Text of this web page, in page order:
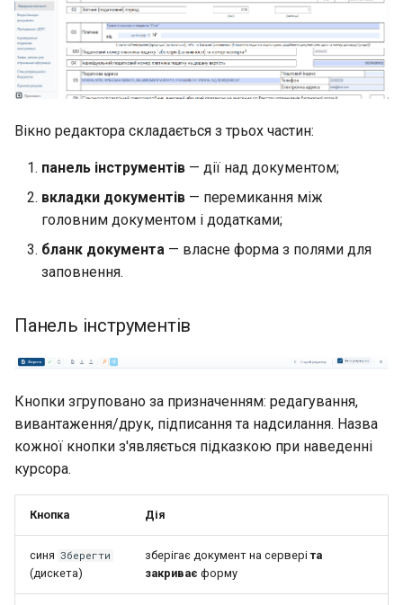
Вікно редактора складається з трьох частин:
панель інструментів — дії над документом;
вкладки документів — перемикання між
головним документом і додатками;
бланк документа — власне форма з полями для
заповнення.
Панель інструментів
Кнопки згруповано за призначенням: редагування,
вивантаження/друк, підписання та надсилання. Назва
кожної кнопки з'являється підказкою при наведенні
курсора.
Кнопка Дія
синя Зберегти
(дискета)
зберігає документ на серверіта
закриває форму